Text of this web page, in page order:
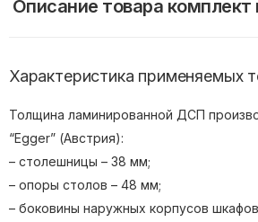
Описание товара комплект
Характеристика применяемых
Толщина ламинированной ДСП
“Egger” (Австрия):
– столешницы – 38 мм;
– опоры столов – 48 мм;
– боковины наружных корпусов